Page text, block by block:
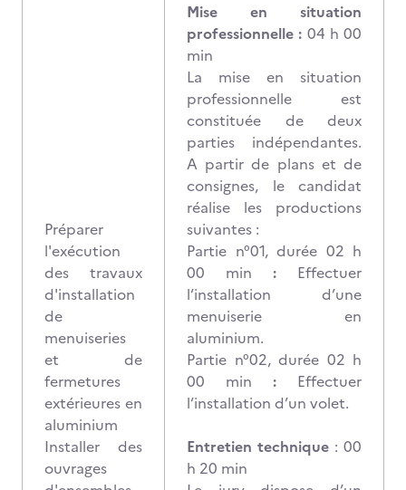
Préparer
l'exécution
des travaux
d'installation
de
menuiseries
et de
fermetures
extérieures en
aluminium
Installer des
ouvrages
Mise en situation
professionnelle : 04 h 00
min
La mise en situation
professionnelle est
constituée de deux
parties indépendantes.
A partir de plans et de
consignes, le candidat
réalise les productions
suivantes :
Partie n°01, durée 02 h
00 min : Effectuer
l’installation d’une
menuiserie en
aluminium.
Partie n°02, durée 02 h
00 min : Effectuer
l’installation d’un volet.
Entretien technique : 00
h 20 min